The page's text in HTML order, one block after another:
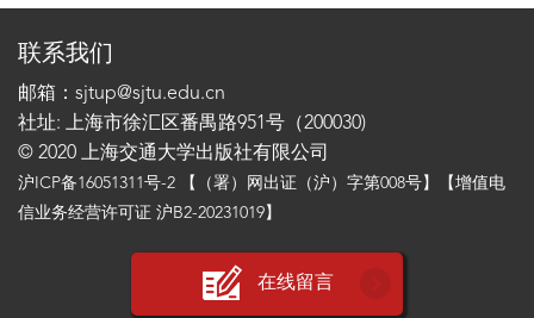
联系我们
邮箱：sjtup@sjtu.edu.cn
社址: 上海市徐汇区番禺路951号（200030)
© 2020 上海交通大学出版社有限公司
沪ICP备16051311号-2 【（署）网出证（沪）字第008号】【增值电
信业务经营许可证 沪B2-20231019】
在线留言